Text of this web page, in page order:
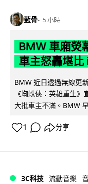
藍骨 5 小時
BMW 車廂熒
車主怒轟堪
BMW 近日透過無線更
《蜘蛛俠：英雄重生
大批車主不滿。BMW
1 分享
3C科技 流動音樂